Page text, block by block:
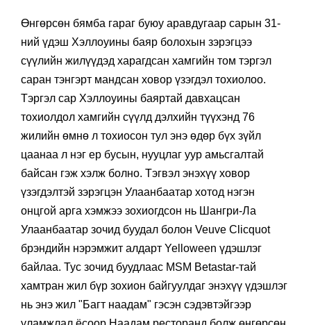
Өнгөрсөн бямба гараг буюу аравдугаар сарын 31-
ний үдэш Хэллоуины баяр болохын зэрэгцээ
сүүлийн жилүүдэд харагдсан хамгийн том тэргэл
саран тэнгэрт мандсан ховор үзэгдэл тохиолоо.
Тэргэл сар Хэллоуины баяртай давхацсан
тохиолдол хамгийн сүүлд дэлхийн түүхэнд 76
жилийн өмнө л тохиосон тул энэ өдөр бүх зүйл
цаанаа л нэг ер бусын, нууцлаг уур амьсгалтай
байсан гэж хэлж болно. Тэгвэл энэхүү ховор
үзэгдэлтэй зэрэгцэн Улаанбаатар хотод нэгэн
онцгой арга хэмжээ зохиогдсон нь Шангри-Ла
Улаанбаатар зочид буудал болон Veuve Clicquot
брэндийн нэрэмжит алдарт Yelloween үдэшлэг
байлаа. Тус зочид буудлаас MSM Betastar-тай
хамтран жил бүр зохион байгуулдаг энэхүү үдэшлэг
нь энэ жил "Багт наадам" гэсэн сэдэвтэйгээр